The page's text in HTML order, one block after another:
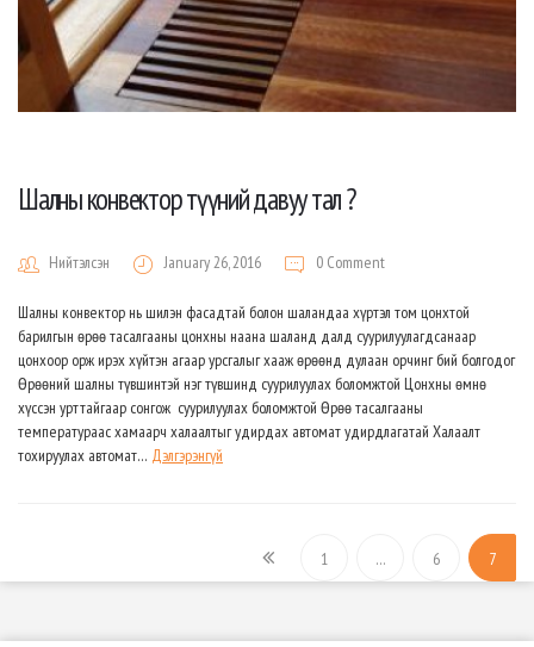
Шалны конвектор түүний давуу тал ?
Нийтэлсэн January 26, 2016 0 Comment
Шалны конвектор нь шилэн фасадтай болон шаландаа хүртэл том цонхтой
барилгын өрөө тасалгааны цонхны наана шаланд далд суурилуулагдсанаар
цонхоор орж ирэх хүйтэн агаар урсгалыг хааж өрөөнд дулаан орчинг бий болгодог.
Өрөөний шалны түвшинтэй нэг түвшинд суурилуулах боломжтой Цонхны өмнө
хүссэн урттайгаар сонгож суурилуулах боломжтой Өрөө тасалгааны
температураас хамаарч халаалтыг удирдах автомат удирдлагатай Халаалт
тохируулах автомат… Дэлгэрэнгүй
1 … 6 7